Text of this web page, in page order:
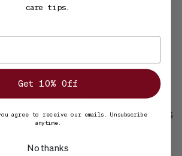
expédié, bien emballé. On va
Verified Buyer
Liège, WLG
care tips.
Get 10% Off
agree to receive our emails. Unsubscribe
anytime.
No thanks